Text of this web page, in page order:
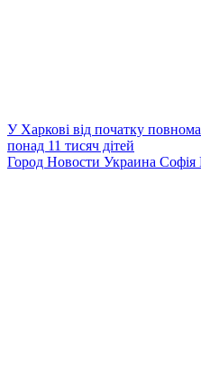
У Харкові від початку
понад 11 тисяч дітей
Город Новости Украина Софія